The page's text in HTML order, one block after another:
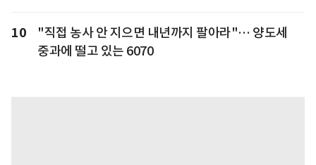
10
"직접 농사 안 지으면 내년까지 팔아라"… 양도세
중과에 떨고 있는 6070